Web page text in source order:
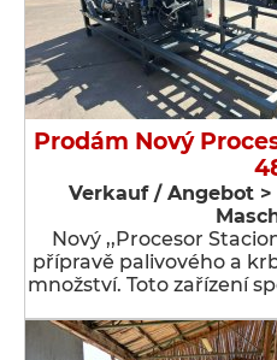
Prodám Nový
Verkauf / Angebot
Nový ,,Procesor
přípravě palivového a
množství. Toto zařízení